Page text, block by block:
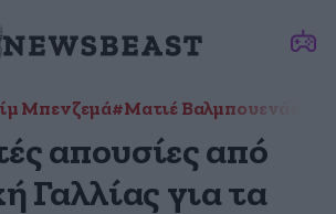
Μπενζεμά#Ματιέ Βαλμπουενά
απουσίες από
Γαλλίας για τα